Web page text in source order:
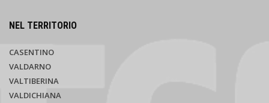
NEL TERRITORIO
CASENTINO
VALDARNO
VALTIBERINA
VALDICHIANA